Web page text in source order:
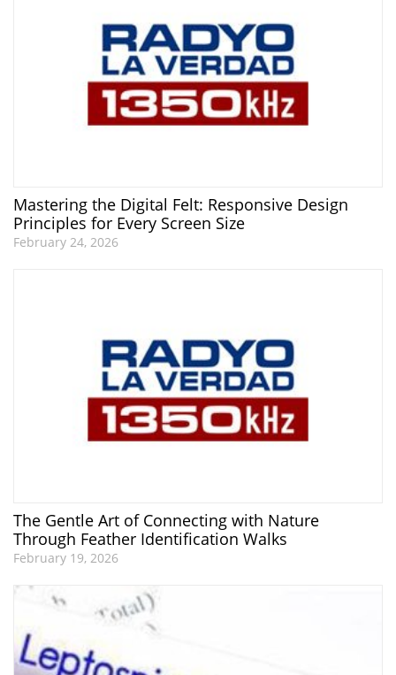
Mastering the Digital Felt: Responsive Design
Principles for Every Screen Size
February 24, 2026
The Gentle Art of Connecting with Nature
Through Feather Identification Walks
February 19, 2026